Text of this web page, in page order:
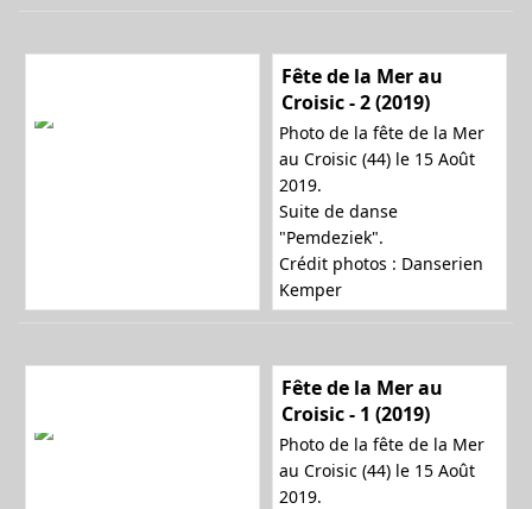
n
Fête de la Mer au
Croisic - 2 (2019)
Photo de la fête de la Mer
au Croisic (44) le 15 Août
2019.
Suite de danse
"Pemdeziek".
Crédit photos : Danserien
Kemper
Fête de la Mer au
Croisic - 1 (2019)
Photo de la fête de la Mer
au Croisic (44) le 15 Août
2019.